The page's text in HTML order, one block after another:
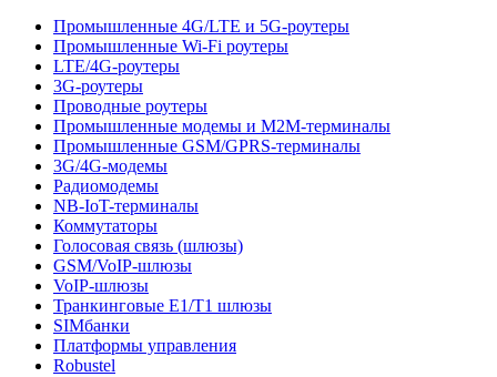
Промышленные 4G/LTE и 5G-роутеры
Промышленные Wi-Fi роутеры
LTE/4G-роутеры
3G-роутеры
Проводные роутеры
Промышленные модемы и M2M-терминалы
Промышленные GSM/GPRS-терминалы
3G/4G-модемы
Радиомодемы
NB-IoT-терминалы
Коммутаторы
Голосовая связь (шлюзы)
GSM/VoIP-шлюзы
VoIP-шлюзы
Транкинговые E1/T1 шлюзы
SIMбанки
Платформы управления
Robustel